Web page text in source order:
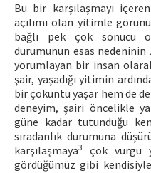
Bu bir karşılaşmayı
açılımı olan yitimle
bağlı pek çok sonucu
durumunun esas nedeninin
yorumlayan bir insan
şair, yaşadığı yitimin
bir çöküntü yaşar hem de
deneyim, şairi öncelikle
güne kadar tutunduğu
sıradanlık durumuna
karşılaşmaya3
çok vurgu
gördüğümüz gibi kendisiyle